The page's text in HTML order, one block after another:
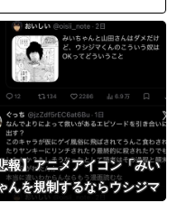
報】アニメアイコン「みい
んを規制するならウシジマ